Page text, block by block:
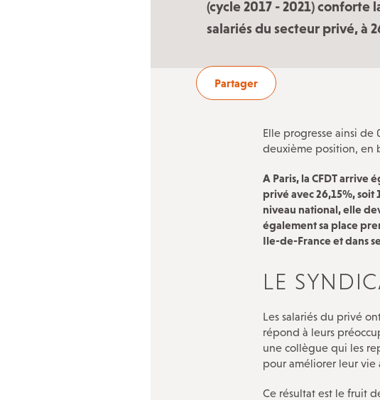
Adhérer à la CFDT
(cycle 2017 - 2021) conforte
salariés du secteur privé, à
Partager
Elle progresse ainsi de
deuxième position, en
A Paris, la CFDT arrive
privé avec 26,15%, soit
niveau national, elle
également sa place
Ile-de-France et dans
LE
Les salariés du privé
répond à leurs
une collègue qui les
pour améliorer leur vie
Ce résultat est le fruit